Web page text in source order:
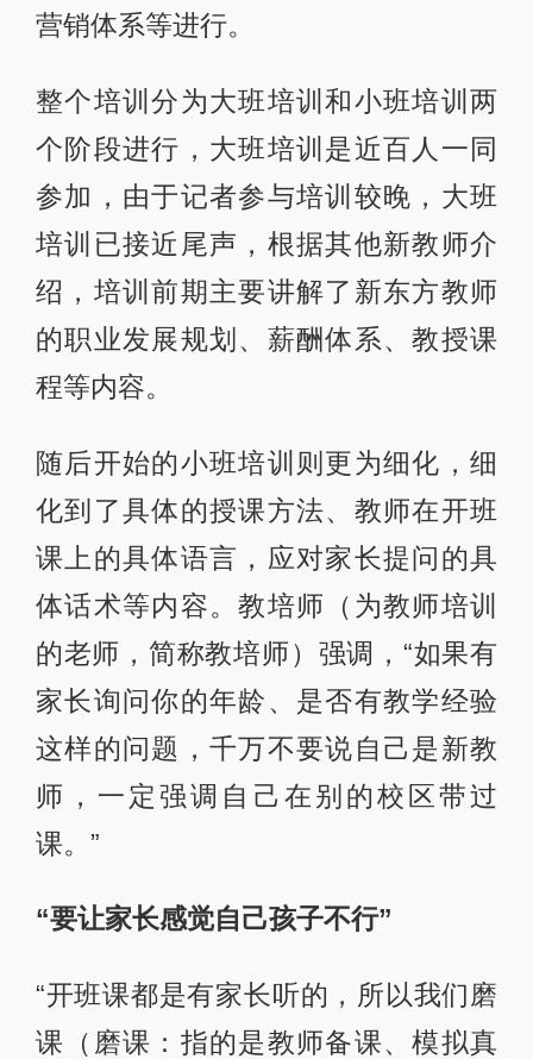
营销体系等进行。
整个培训分为大班培训和小班培训两
个阶段进行，大班培训是近百人一同
参加，由于记者参与培训较晚，大班
培训已接近尾声，根据其他新教师介
绍，培训前期主要讲解了新东方教师
的职业发展规划、薪酬体系、教授课
程等内容。
随后开始的小班培训则更为细化，细
化到了具体的授课方法、教师在开班
课上的具体语言，应对家长提问的具
体话术等内容。教培师（为教师培训
的老师，简称教培师）强调，“如果有
家长询问你的年龄、是否有教学经验
这样的问题，千万不要说自己是新教
师，一定强调自己在别的校区带过
课。”
“要让家长感觉自己孩子不行”
“开班课都是有家长听的，所以我们磨
课（磨课：指的是教师备课、模拟真